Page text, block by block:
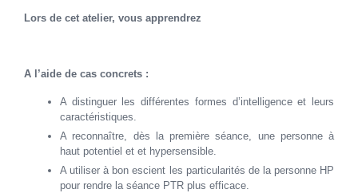
Lors de cet atelier, vous apprendrez
A l’aide de cas concrets :
A distinguer les différentes formes d’intelligence et leurs
caractéristiques.
A reconnaître, dès la première séance, une personne à
haut potentiel et et hypersensible.
A utiliser à bon escient les particularités de la personne HP
pour rendre la séance PTR plus efficace.